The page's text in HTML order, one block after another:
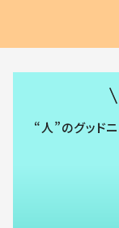
“人”のグッド